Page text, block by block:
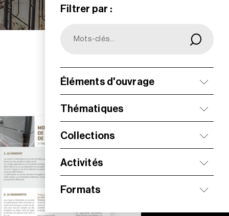
Filtrer par :
Éléments d'ouvrage
Thématiques
Collections
Activités
Formats